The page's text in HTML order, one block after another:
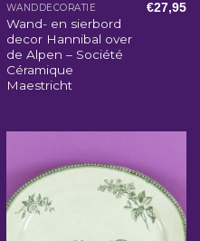
WANDDECORATIE
Wand- en sierbord
decor Hannibal over
de Alpen – Société
Céramique
Maestricht
€27,95